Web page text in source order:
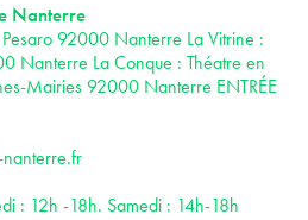
Nanterre
92000 Nanterre La Vitrine :
Nanterre La Conque : Théatre en
Mairies 92000 Nanterre ENTRÉE
nanterre.fr
: 12h -18h. Samedi : 14h-18h